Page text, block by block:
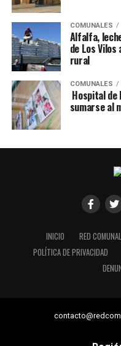
COMUNALES
Alfalfa,
de Los
rural
COMUNALES
Hospital de
sumarse al
INICIO RED
POLÍTICA DE PRIVACIDAD